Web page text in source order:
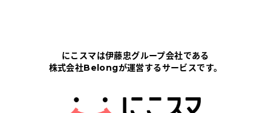
にこスマについて
サポートセンター
にこスマは伊藤忠グループ会社である
株式会社Belongが運営するサービスです。